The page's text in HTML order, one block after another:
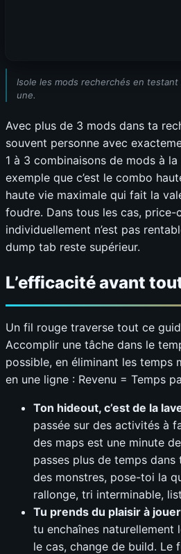
Isole les mods recherchés en testant
une.
Avec plus de 3 mods dans ta
souvent personne avec
1 à 3 combinaisons de mods à
exemple que c’est le combo
haute vie maximale qui fait la
foudre. Dans tous les cas,
individuellement n’est pas
dump tab reste supérieur.
L’efficacité avant
Un fil rouge traverse tout ce
Accomplir une tâche dans le
possible, en éliminant les temps
en une ligne : Revenu = Temps
Ton hideout, c’est de la
passée sur des activités à
des maps est une minute
passes plus de temps dans
des monstres, pose-toi la
rallonge, tri interminable,
Tu prends du plaisir à
tu enchaînes naturellement
le cas, change de build. Le